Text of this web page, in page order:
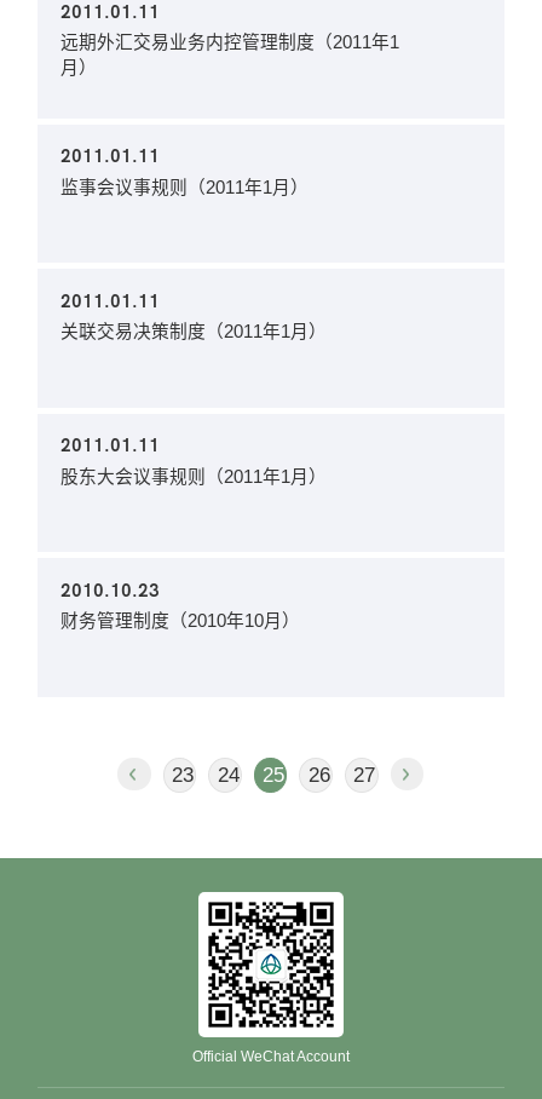
2011.01.11
远期外汇交易业务内控管理制度（2011年1
月）
2011.01.11
监事会议事规则（2011年1月）
2011.01.11
关联交易决策制度（2011年1月）
2011.01.11
股东大会议事规则（2011年1月）
2010.10.23
财务管理制度（2010年10月）
23 24 25 26 27
Official WeChat Account